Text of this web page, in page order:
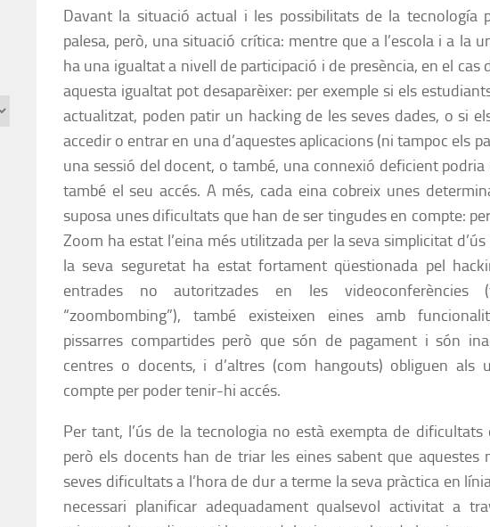
Davant la situació actual i les possibilitats de la
palesa, però, una situació crítica: mentre que a l’escola i a la
ha una igualtat a nivell de participació i de presència, en el cas
aquesta igualtat pot desaparèixer: per exemple si els
actualitzat, poden patir un hacking de les seves dades, o si
accedir o entrar en una d’aquestes aplicacions (ni tampoc els
una sessió del docent, o també, una connexió deficient
també el seu accés. A més, cada eina cobreix unes
suposa unes dificultats que han de ser tingudes en compte:
Zoom ha estat l’eina més utilitzada per la seva simplicitat
la seva seguretat ha estat fortament qüestionada pel
entrades no autoritzades en les videoconferències
“zoombombing”), també existeixen eines amb
pissarres compartides però que són de pagament i són
centres o docents, i d’altres (com hangouts) obliguen als
compte per poder tenir-hi accés.
Per tant, l’ús de la tecnologia no està exempta de dificultats
però els docents han de triar les eines sabent que aquestes
seves dificultats a l’hora de dur a terme la seva pràctica en
necessari planificar adequadament qualsevol activitat a